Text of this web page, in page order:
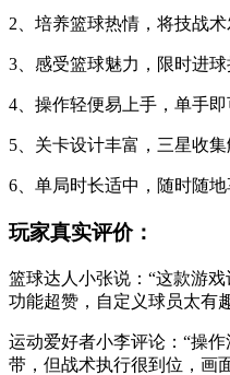
2、培养篮球热情，将技战
3、感受篮球魅力，限时进球
4、操作轻便易上手，单手
5、关卡设计丰富，三星收
6、单局时长适中，随时随
玩家真实评价：
篮球达人小张说：“这款游
功能超赞，自定义球员太有
运动爱好者小李评论：“操
带，但战术执行很到位，画